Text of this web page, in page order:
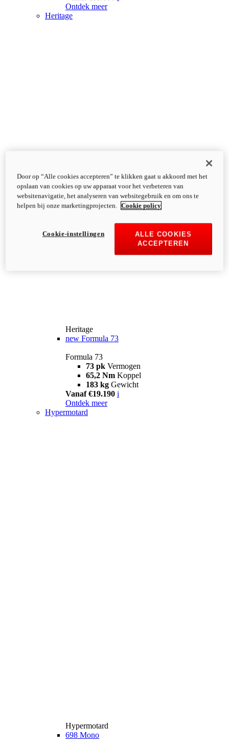
Ontdek meer
Heritage
Heritage
new Formula 73
Formula 73
73 pk Vermogen
65,2 Nm Koppel
183 kg Gewicht
Vanaf €19.190 i
Ontdek meer
Hypermotard
Hypermotard
698 Mono
Door op “Alle cookies accepteren” te klikken gaat u akkoord met het
opslaan van cookies op uw apparaat voor het verbeteren van
websitenavigatie, het analyseren van websitegebruik en om ons te
helpen bij onze marketingprojecten.
Cookie policy
ALLE COOKIES
ACCEPTEREN
Cookie-instellingen